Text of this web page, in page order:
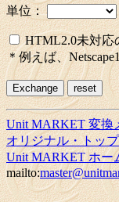
単位：
HTML2.0未対応
＊例えば、
Unit MARKET 変換
オリジナル・トッ
Unit MARKET ホー
mailto: